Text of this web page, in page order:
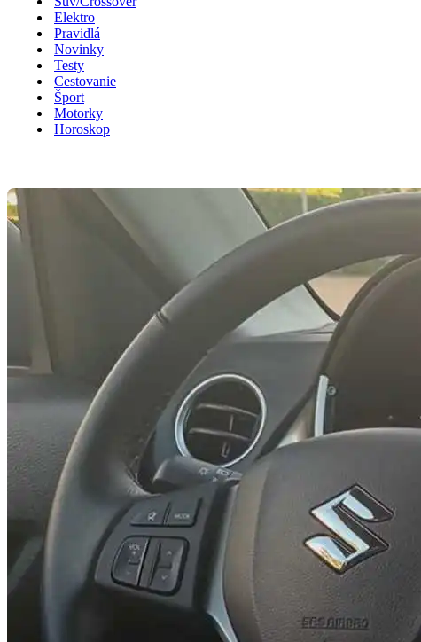
Elektro
Pravidlá
Novinky
Testy
Cestovanie
Šport
Motorky
Horoskop